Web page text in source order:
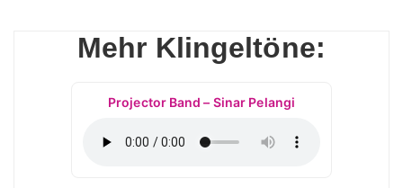
Mehr Klingeltöne:
Projector Band – Sinar Pelangi